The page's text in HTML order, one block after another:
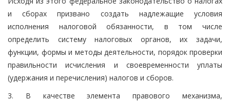
и сборах призвано создать надлежащие условия
исполнения налоговой обязанности, в том числе
определить систему налоговых органов, их задачи,
функции, формы и методы деятельности, порядок проверки
правильности исчисления и своевременности уплаты
(удержания и перечисления) налогов и сборов.
3. В качестве элемента правового механизма,